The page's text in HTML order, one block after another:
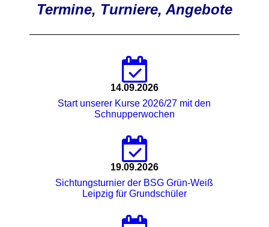
Termine, Turniere, Angebote
14.09.2026
Start unserer Kurse 2026/27 mit den
Schnupperwochen
19.09.2026
Sichtungsturnier der BSG Grün-Weiß
Leipzig für Grundschüler